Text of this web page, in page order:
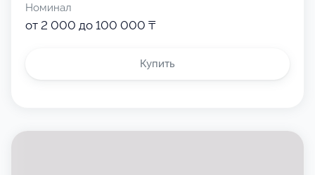
Номинал
от 2 000 до 100 000 ₸
Купить